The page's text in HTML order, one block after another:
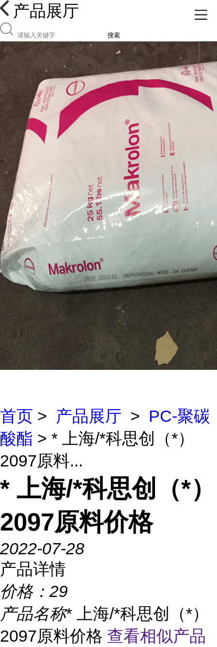
产品展厅
搜索
首页 > 产品展厅 > PC-聚碳
酸酯 > * 上海/*科思创（*）
2097原料...
* 上海/*科思创（*）
2097原料价格
2022-07-28
产品详情
价格： 29
产品名称* 上海/*科思创（*）
2097原料价格 查看相似产品